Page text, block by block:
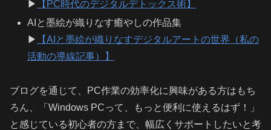
▶
【PC時代のデジタルデトックス術】
AIと墨絵が織りなす癒やしの作品集
▶
【AIと墨絵が織りなすデジタルアートの世界（私の
活動の導線記事）】
ブログを通じて、PC作業の効率化に興味がある方はもち
ろん、「Windows PCって、もっと便利に使えるはず！」
と感じている初心者の方まで、幅広くサポートしたいと考